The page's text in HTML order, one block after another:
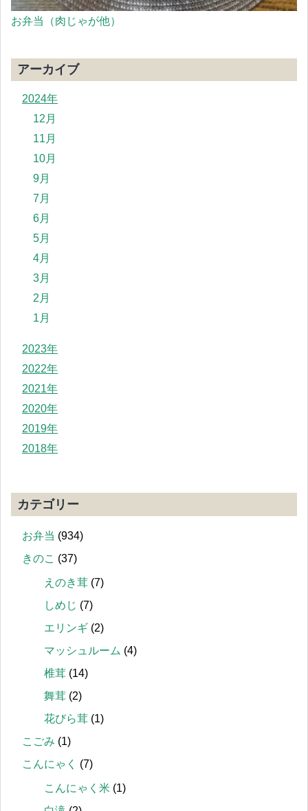
お弁当（肉じゃが他）
アーカイブ
2024年
12月
11月
10月
9月
7月
6月
5月
4月
3月
2月
1月
2023年
2022年
2021年
2020年
2019年
2018年
カテゴリー
お弁当 (934)
きのこ (37)
えのき茸 (7)
しめじ (7)
エリンギ (2)
マッシュルーム (4)
椎茸 (14)
舞茸 (2)
花びら茸 (1)
こごみ (1)
こんにゃく
(7)
こんにゃく米 (1)